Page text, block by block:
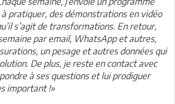
pratiquer, des démonstrations en vidéo
s’agit de transformations. En retour,
par email, WhatsApp et autres,
un pesage et autres données qui
De plus, je reste en contact avec
à ses questions et lui prodiguer
important !»